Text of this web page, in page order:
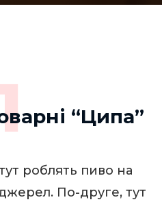
“Ципа”
роблять пиво на
По-друге, тут